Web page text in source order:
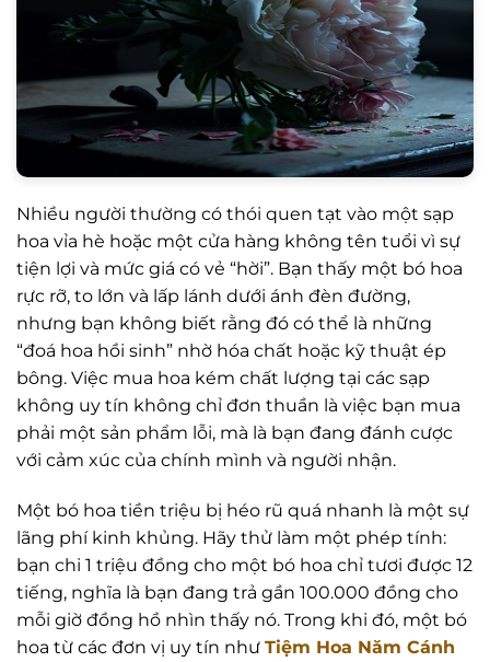
Nhiều người thường có thói quen tạt vào một sạp
hoa vỉa hè hoặc một cửa hàng không tên tuổi vì sự
tiện lợi và mức giá có vẻ “hời”. Bạn thấy một bó hoa
rực rỡ, to lớn và lấp lánh dưới ánh đèn đường,
nhưng bạn không biết rằng đó có thể là những
“đoá hoa hồi sinh” nhờ hóa chất hoặc kỹ thuật ép
bông. Việc mua hoa kém chất lượng tại các sạp
không uy tín không chỉ đơn thuần là việc bạn mua
phải một sản phẩm lỗi, mà là bạn đang đánh cược
với cảm xúc của chính mình và người nhận.
Một bó hoa tiền triệu bị héo rũ quá nhanh là một sự
lãng phí kinh khủng. Hãy thử làm một phép tính:
bạn chi 1 triệu đồng cho một bó hoa chỉ tươi được 12
tiếng, nghĩa là bạn đang trả gần 100.000 đồng cho
mỗi giờ đồng hồ nhìn thấy nó. Trong khi đó, một bó
hoa từ các đơn vị uy tín như Tiệm Hoa Năm Cánh